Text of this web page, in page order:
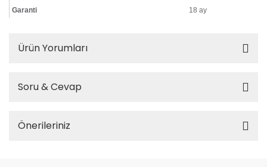
Garanti 18 ay
Ürün Yorumları
Soru & Cevap
Önerileriniz